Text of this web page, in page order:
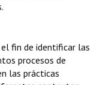
fin de identificar las
procesos de
las prácticas